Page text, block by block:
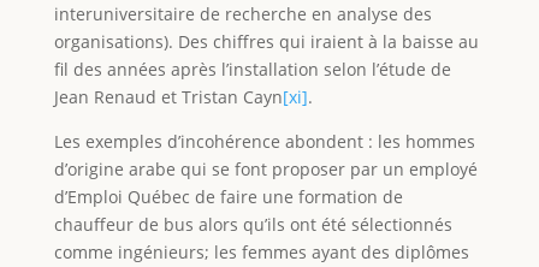
interuniversitaire de recherche en analyse des
organisations). Des chiffres qui iraient à la baisse au
fil des années après l’installation selon l’étude de
Jean Renaud et Tristan Cayn[xi].
Les exemples d’incohérence abondent : les hommes
d’origine arabe qui se font proposer par un employé
d’Emploi Québec de faire une formation de
chauffeur de bus alors qu’ils ont été sélectionnés
comme ingénieurs; les femmes ayant des diplômes